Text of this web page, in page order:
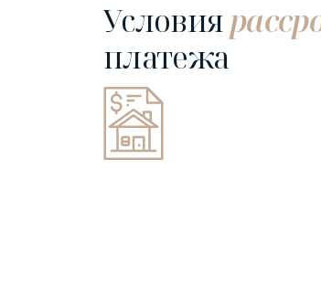
Условия
платежа